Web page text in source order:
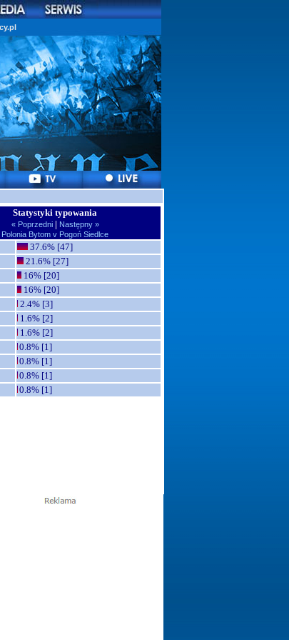
Statystyki typowania
« Poprzedni | Następny »
Polonia Bytom v Pogoń Siedlce
37.6% [47]
21.6% [27]
16% [20]
16% [20]
2.4% [3]
1.6% [2]
1.6% [2]
0.8% [1]
0.8% [1]
0.8% [1]
0.8% [1]